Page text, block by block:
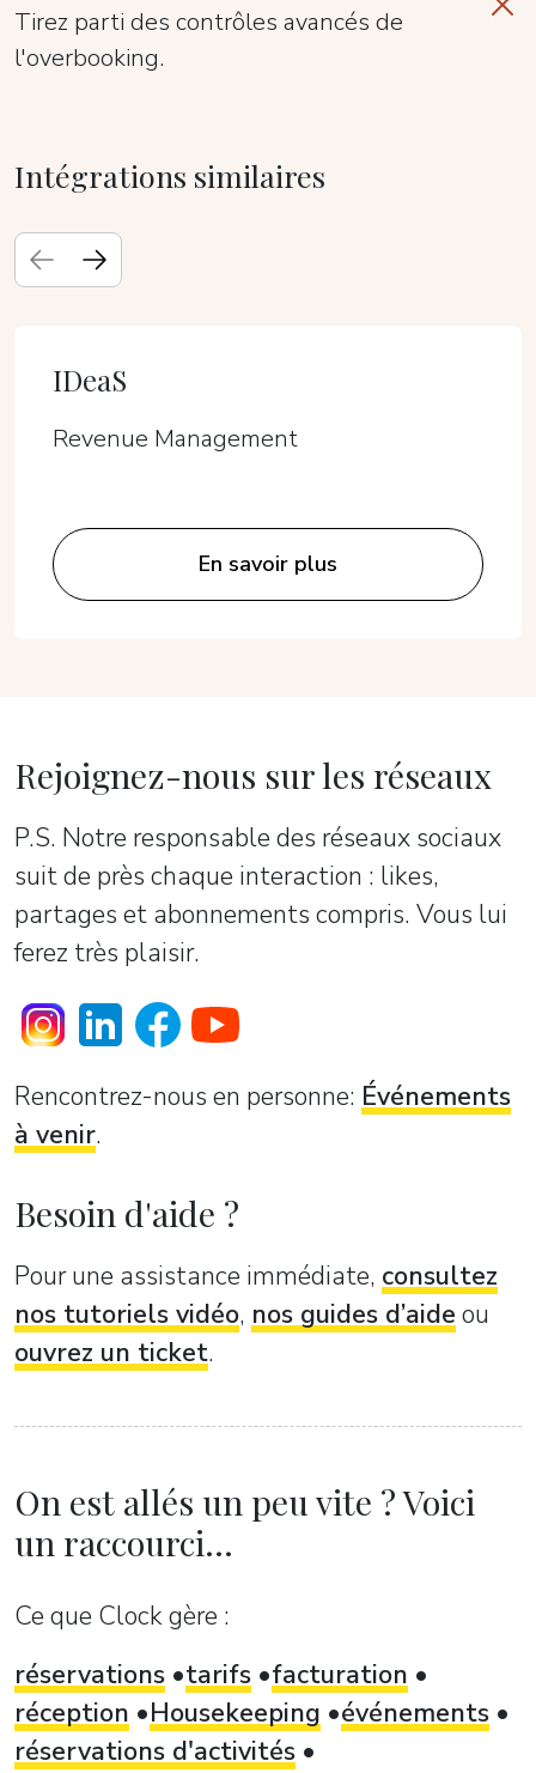
Tirez parti des contrôles avancés de
l'overbooking.
Intégrations similaires
IDeaS
Revenue Management
En savoir plus
Rejoignez-nous sur les réseaux
P.S. Notre responsable des réseaux sociaux
suit de près chaque interaction : likes,
partages et abonnements compris. Vous lui
ferez très plaisir.
Rencontrez-nous en personne: Événements
à venir.
Besoin d'aide ?
Pour une assistance immédiate, consultez
nos tutoriels vidéo, nos guides d’aide ou
ouvrez un ticket.
On est allés un peu vite ? Voici
un raccourci...
Ce que Clock gère :
réservations tarifs facturation
réception
Housekeeping
événements
réservations d'activités